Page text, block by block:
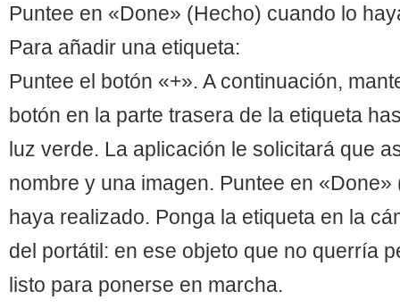
Puntee en «Done» (Hecho) cuando lo
Para añadir una etiqueta:
Puntee el botón «+». A continuación,
botón en la parte trasera de la etiqueta
luz verde. La aplicación le solicitará que
nombre y una imagen. Puntee en
haya realizado. Ponga la etiqueta en la
del portátil: en ese objeto que no querría
listo para ponerse en marcha.